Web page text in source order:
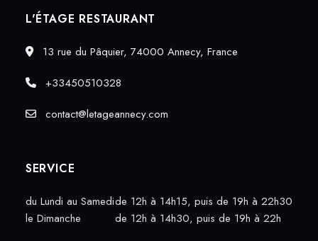
L'ÉTAGE RESTAURANT
13 rue du Pâquier, 74000 Annecy, France
+33450510328
contact@letageannecy.com
SERVICE
du Lundi au Samedide 12h à 14h15, puis de 19h à 22h30
le Dimanche
de 12h à 14h30, puis de 19h à 22h